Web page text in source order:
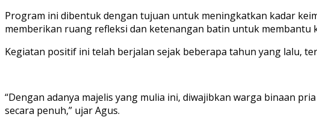
Program ini dibentuk dengan tujuan untuk meningkatkan kadar
memberikan ruang refleksi dan ketenangan batin untuk membantu
Kegiatan positif ini telah berjalan sejak beberapa tahun yang lalu,
“Dengan adanya majelis yang mulia ini, diwajibkan warga binaan
secara penuh,” ujar Agus.